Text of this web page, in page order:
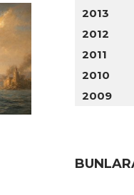
2013
2012
2011
2010
2009